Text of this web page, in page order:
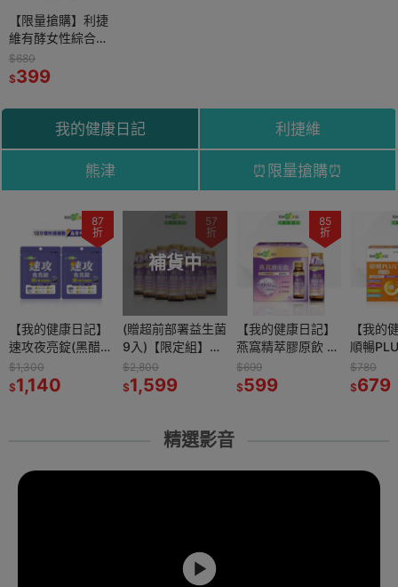
【限量搶購】利捷
維有酵女性綜合維
生素+鐵 60錠 (效
期：2027/01/01)
$680
$399
我的健康日記 利捷維
熊津 ⏰限量搶購⏰
87
折
【我的健康日記】
速攻夜亮錠(黑醋栗
&藍莓配方)30日份
2入組
$1,300
$1,140
補貨中
57
折
(贈超前部署益生菌
9入)【限定組】
【我的健康日記】
燕窩精萃膠原飲24
$2,800
$1,599
85
折
【我的健康日記】
燕窩精萃膠原飲 6
入
$699
$599
【我的
順暢
30入
$780
$679
折
金盞花
軟膠囊
補貨中
利捷維有酵維生素
C+D3+鋅發泡錠
利捷維有酵維生素
B群+C+牛磺酸發
利捷維有酵金盞花
葉黃素凍18入
精選影音